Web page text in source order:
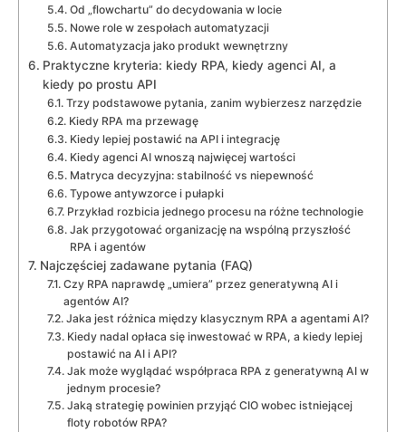
Od „flowchartu” do decydowania w locie
Nowe role w zespołach automatyzacji
Automatyzacja jako produkt wewnętrzny
Praktyczne kryteria: kiedy RPA, kiedy agenci AI, a
kiedy po prostu API
Trzy podstawowe pytania, zanim wybierzesz narzędzie
Kiedy RPA ma przewagę
Kiedy lepiej postawić na API i integrację
Kiedy agenci AI wnoszą najwięcej wartości
Matryca decyzyjna: stabilność vs niepewność
Typowe antywzorce i pułapki
Przykład rozbicia jednego procesu na różne technologie
Jak przygotować organizację na wspólną przyszłość
RPA i agentów
Najczęściej zadawane pytania (FAQ)
Czy RPA naprawdę „umiera” przez generatywną AI i
agentów AI?
Jaka jest różnica między klasycznym RPA a agentami AI?
Kiedy nadal opłaca się inwestować w RPA, a kiedy lepiej
postawić na AI i API?
Jak może wyglądać współpraca RPA z generatywną AI w
jednym procesie?
Jaką strategię powinien przyjąć CIO wobec istniejącej
floty robotów RPA?